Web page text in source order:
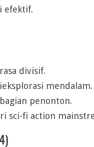
efektif.
divisif.
mendalam.
penonton.
sci-fi action